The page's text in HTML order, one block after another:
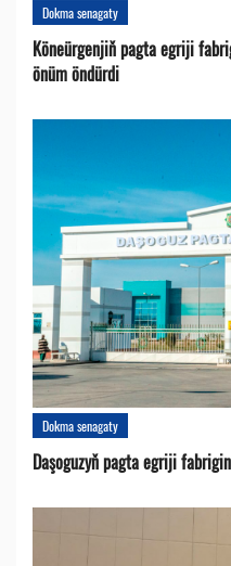
Dokma senagaty
Köneürgenjiň pagta egriji
önüm öndürdi
Dokma senagaty
Daşoguzyň pagta egriji